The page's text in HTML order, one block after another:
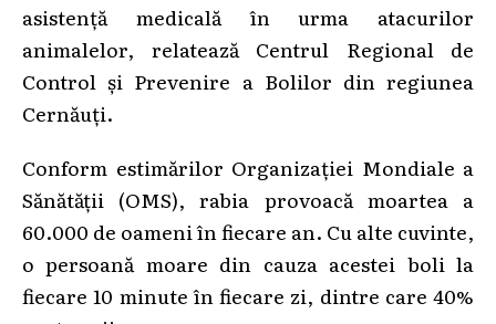
asistență medicală în urma atacurilor
animalelor, relatează Centrul Regional de
Control și Prevenire a Bolilor din regiunea
Cernăuți.
Conform estimărilor Organizației Mondiale a
Sănătății (OMS), rabia provoacă moartea a
60.000 de oameni în fiecare an. Cu alte cuvinte,
o persoană moare din cauza acestei boli la
fiecare 10 minute în fiecare zi, dintre care 40%